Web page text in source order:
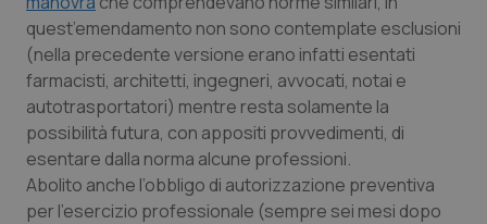
Piemonte
Provincia Autonoma di Bolzano
Provincia Autonoma di Trento
Puglia
HIV
Infezioni & Febbre
Ipertensione & Scompenso
Malattie rare
quest’emendamento non sono contemplate esclusioni
(nella precedente versione erano infatti esentati
farmacisti, architetti, ingegneri, avvocati, notai e
autotrasportatori) mentre resta solamente la
possibilità futura, con appositi provvedimenti, di
esentare dalla norma alcune professioni.
Abolito anche l’obbligo di autorizzazione preventiva
per l’esercizio professionale (sempre sei mesi dopo